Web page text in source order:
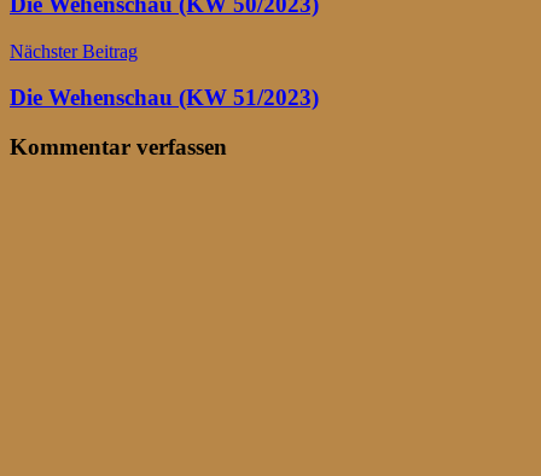
Nächster Beitrag
Die Wehenschau (KW 51/2023)
Kommentar verfassen